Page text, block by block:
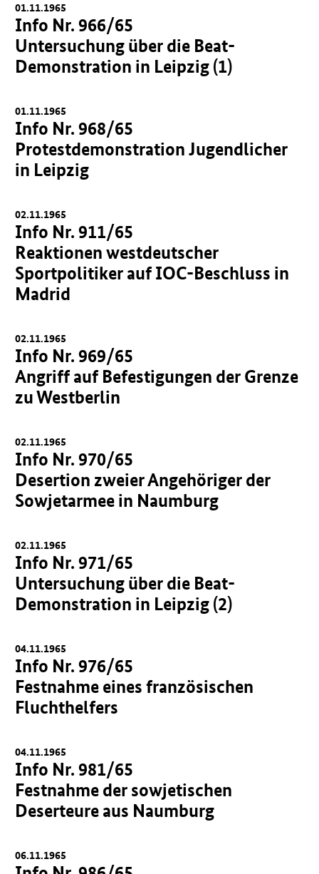
01.11.1965
Info Nr. 966/65
Untersuchung über die Beat-
Demonstration in Leipzig (1)
01.11.1965
Info Nr. 968/65
Protestdemonstration Jugendlicher
in Leipzig
02.11.1965
Info Nr. 911/65
Reaktionen westdeutscher
Sportpolitiker auf IOC-Beschluss in
Madrid
02.11.1965
Info Nr. 969/65
Angriff auf Befestigungen der Grenze
zu Westberlin
02.11.1965
Info Nr. 970/65
Desertion zweier Angehöriger der
Sowjetarmee in Naumburg
02.11.1965
Info Nr. 971/65
Untersuchung über die Beat-
Demonstration in Leipzig (2)
04.11.1965
Info Nr. 976/65
Festnahme eines französischen
Fluchthelfers
04.11.1965
Info Nr. 981/65
Festnahme der sowjetischen
Deserteure aus Naumburg
06.11.1965